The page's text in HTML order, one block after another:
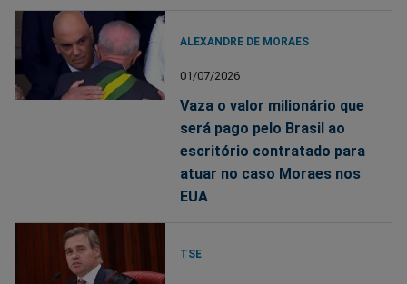
ALEXANDRE DE MORAES
01/07/2026
Vaza o valor milionário que
será pago pelo Brasil ao
escritório contratado para
atuar no caso Moraes nos
EUA
TSE